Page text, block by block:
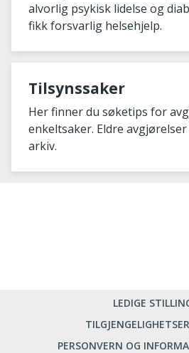
alvorlig psykisk lidelse og
fikk forsvarlig helsehjelp.
Tilsynssaker
Her finner du søketips for
enkeltsaker. Eldre
arkiv.
LEDIGE
PERSONVERN OG